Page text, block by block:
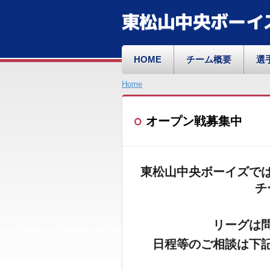
東松山中央ボーイ
HOME チーム概要 選
Home
オープン戦募集中
東松山中央ボーイズで
チ
リーグは
日程等のご相談は下